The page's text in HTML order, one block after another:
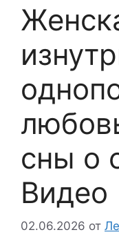
сны о
Видео
02.06.2026 от